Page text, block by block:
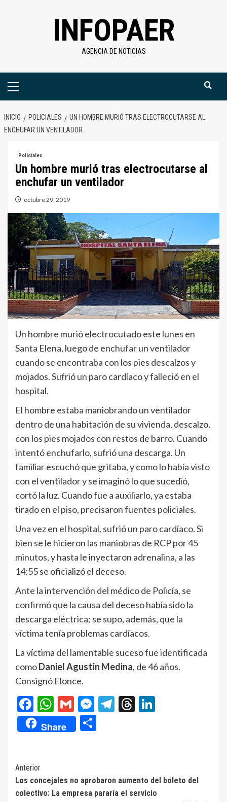
INFOPAER
AGENCIA DE NOTICIAS
Menú
INICIO POLICIALES
UN HOMBRE MURIÓ TRAS ELECTROCUTARSE AL
ENCHUFAR UN VENTILADOR
Policiales
Un hombre murió tras electrocutarse al
enchufar un ventilador
octubre 29, 2019
Un hombre murió electrocutado este lunes en
Santa Elena, luego de enchufar un ventilador
cuando se encontraba con los pies descalzos y
mojados. Sufrió un paro cardíaco y falleció en el
hospital.
El hombre estaba maniobrando un ventilador
dentro de una habitación de su vivienda, descalzo,
con los pies mojados con restos de barro. Cuando
intentó enchufarlo, sufrió una descarga. Un
familiar escuchó que gritaba, y como lo había visto
con el ventilador y se imaginó lo que sucedió,
cortó la luz. Cuando fue a auxiliarlo, ya estaba
tirado en el piso, precisaron fuentes policiales.
Una vez en el hospital, sufrió un paro cardíaco. Si
bien se le hicieron las maniobras de RCP por 45
minutos, y hasta le inyectaron adrenalina, a las
14:55 se oficializó el deceso.
Ante la intervención del médico de Policía, se
confirmó que la causa del deceso había sido la
descarga eléctrica; se supo, además, que la
víctima tenía problemas cardíacos.
La víctima del lamentable suceso fue identificada
comoDaniel Agustín Medina, de 46 años.
Consignó Elonce.
Facebook
WhatsApp
GmailMessenger
Telegram
Threads
Share
Navegación
de
Anterior
Los concejales no aprobaron aumento del boleto del
colectivo: La empresa pararía el servicio